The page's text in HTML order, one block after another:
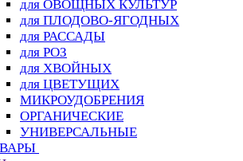
для ОВОЩНЫХ КУЛЬТУР
для ПЛОДОВО-ЯГОДНЫХ
для РАССАДЫ
для РОЗ
для ХВОЙНЫХ
для ЦВЕТУЩИХ
МИКРОУДОБРЕНИЯ
ОРГАНИЧЕСКИЕ
УНИВЕРСАЛЬНЫЕ